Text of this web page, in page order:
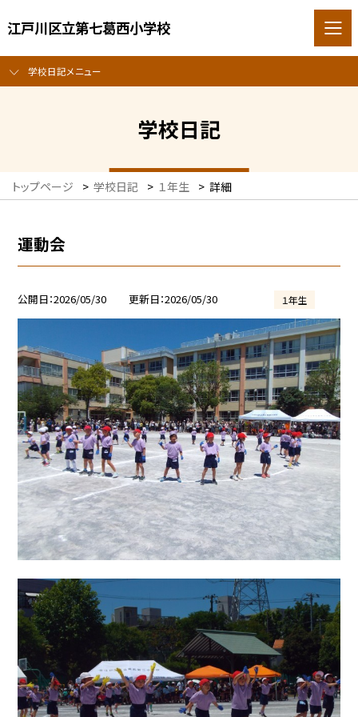
江戸川区立第七葛西小学校
学校日記メニュー
学校日記
トップページ > 学校日記 > １年生 > 詳細
運動会
公開日 2026/05/30 更新日 2026/05/30 １年生